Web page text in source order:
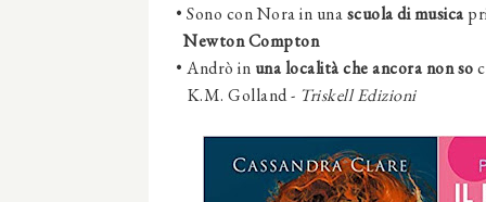
• Sono con Nora in unascuola di musica
Newton Compton
• Andrò in una località che ancora non so
K.M. Golland - Triskell Edizioni